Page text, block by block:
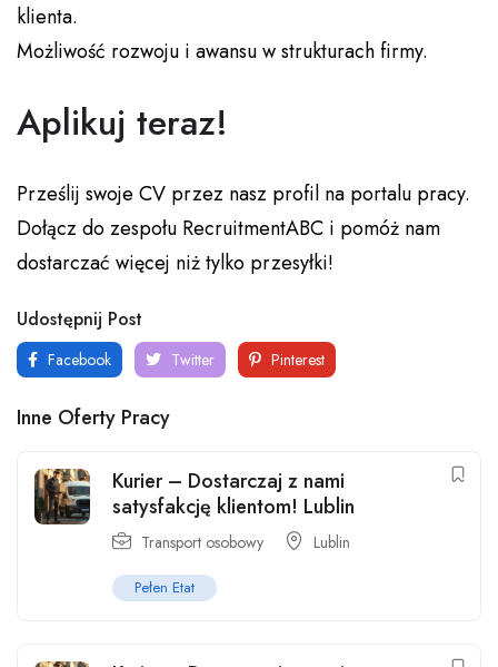
klienta.
Możliwość rozwoju i awansu w strukturach firmy.
Aplikuj teraz!
Prześlij swoje CV przez nasz profil na portalu pracy.
Dołącz do zespołu RecruitmentABC i pomóż nam
dostarczać więcej niż tylko przesyłki!
Udostępnij Post
Facebook Twitter Pinterest
Inne Oferty Pracy
Kurier – Dostarczaj z nami
satysfakcję klientom! Lublin
Transport osobowy Lublin
Pełen Etat